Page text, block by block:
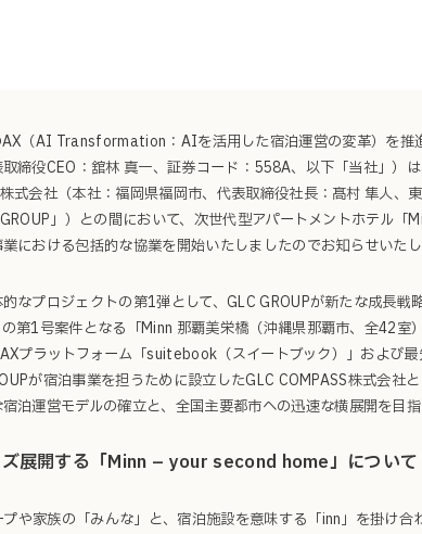
AX（AI Transformation：AIを活用した宿泊運営の変革）を推
締役CEO：舘林 真一、証券コード：558A、以下「当社」）
式会社（本社：福岡県福岡市、代表取締役社長：髙村 隼人、
」）との間において、次世代型アパートメントホテル「
における包括的な協業を開始いたしましたのでお知らせいたし
なプロジェクトの第1弾として、GLC GROUPが新たな成長戦
第1号案件となる「Minn 那覇美栄橋（沖縄県那覇市、全42
プラットフォーム「suitebook（スイートブック）」および
が宿泊事業を担うために設立したGLC COMPASS株式会社
泊運営モデルの確立と、全国主要都市への迅速な横展開を目指
展開する「Minn – your second home」について
プや家族の「みんな」と、宿泊施設を意味する「inn」を掛け